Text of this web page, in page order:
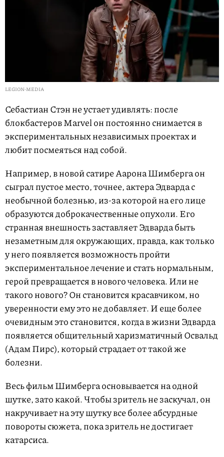
LEGION-MEDIA
Себастиан Стэн не устает удивлять: после
блокбастеров Marvel он постоянно снимается в
экспериментальных независимых проектах и
любит посмеяться над собой.
Например, в новой сатире Аарона Шимберга он
сыграл пустое место, точнее, актера Эдварда с
необычной болезнью, из-за которой на его лице
образуются доброкачественные опухоли. Его
странная внешность заставляет Эдварда быть
незаметным для окружающих, правда, как только
у него появляется возможность пройти
экспериментальное лечение и стать нормальным,
герой превращается в нового человека. Или не
такого нового? Он становится красавчиком, но
уверенности ему это не добавляет. И еще более
очевидным это становится, когда в жизни Эдварда
появляется общительный харизматичный Освальд
(Адам Пирс), который страдает от такой же
болезни.
Весь фильм Шимберга основывается на одной
шутке, зато какой. Чтобы зритель не заскучал, он
накручивает на эту шутку все более абсурдные
повороты сюжета, пока зритель не достигает
катарсиса.